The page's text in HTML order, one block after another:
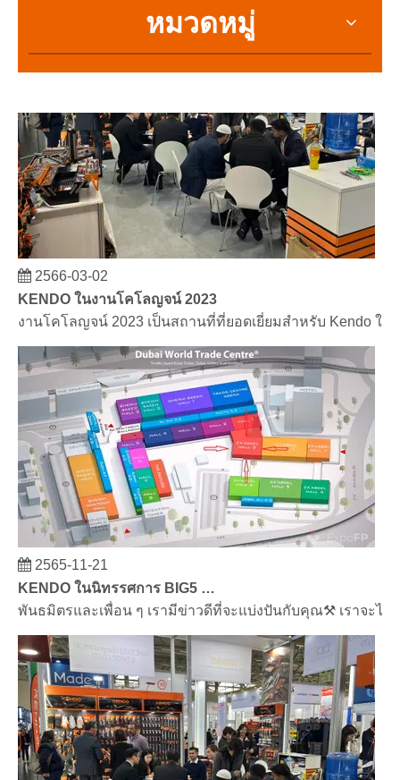
หมวดหมู่
2566-03-02
KENDO ในงานโคโลญจน์ 2023
งานโคโลญจน์ 2023 เป็นสถานที่ที่ยอดเยี่ยมสำหรับ Kendo ใ
2565-11-21
พันธมิตรและเพื่อน ๆ เรามีข่าวดีที่จะแบ่งปันกับคุณ⚒ เราจะไป